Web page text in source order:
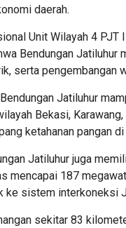
daerah.
Unit Wilayah 4 PJT
Bendungan
serta pengembangan
Jatiluhur
Bekasi,
ketahanan pangan
Jatiluhur juga
mencapai 187
ke sistem interkoneksi
sekitar 83